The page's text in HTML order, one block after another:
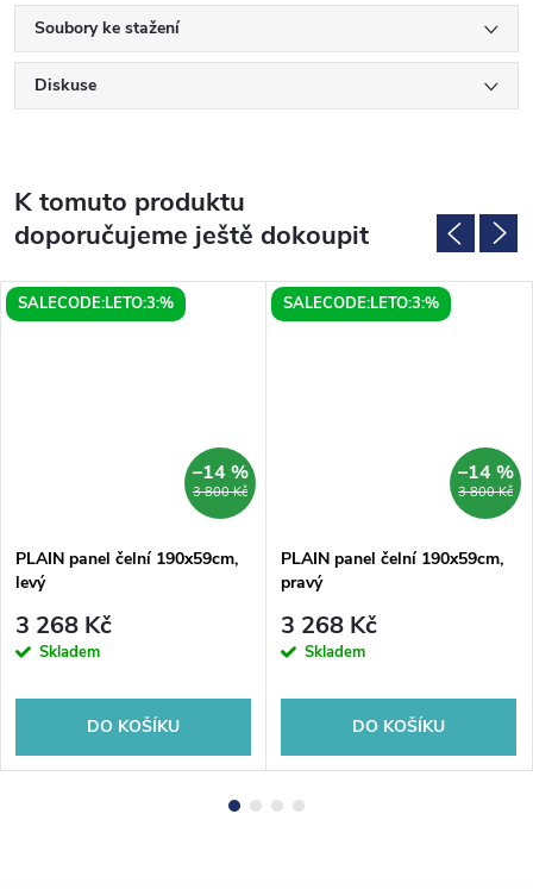
Soubory ke stažení
Diskuse
K tomuto produktu
doporučujeme ještě dokoupit
SALECODE:LETO:3:%
3 800 Kč
–14 %
PLAIN panel čelní 190x59cm,
levý
3 268 Kč
Skladem
DO KOŠÍKU
SALECODE:LETO:3:%
3 800 Kč
–14 %
PLAIN panel čelní 190x59cm,
pravý
3 268 Kč
Skladem
DO KOŠÍKU